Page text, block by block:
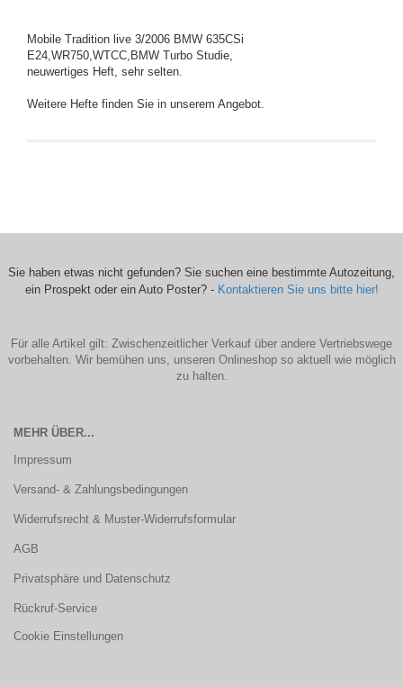
Mobile Tradition live 3/2006 BMW 635CSi
E24,WR750,WTCC,BMW Turbo Studie,
neuwertiges Heft, sehr selten.
Weitere Hefte finden Sie in unserem Angebot.
Sie haben etwas nicht gefunden? Sie suchen eine bestimmte Autozeitung,
ein Prospekt oder ein Auto Poster? - Kontaktieren Sie uns bitte hier!
Für alle Artikel gilt: Zwischenzeitlicher Verkauf über andere Vertriebswege
vorbehalten. Wir bemühen uns, unseren Onlineshop so aktuell wie möglich
zu halten.
MEHR ÜBER...
Impressum
Versand- & Zahlungsbedingungen
Widerrufsrecht & Muster-Widerrufsformular
AGB
Privatsphäre und Datenschutz
Rückruf-Service
Cookie Einstellungen